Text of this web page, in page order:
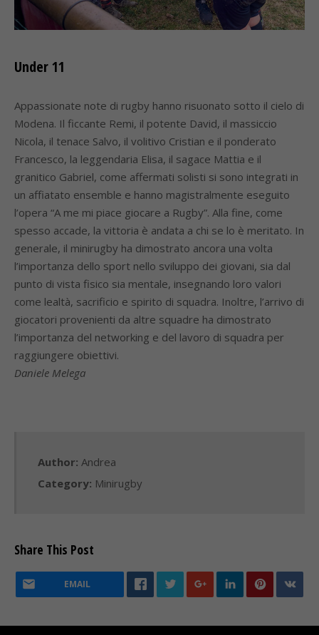
Under 11
Appassionate note di rugby hanno risuonato sotto il cielo di
Modena. Il ficcante Remi, il potente David, il massiccio
Nicola, il tenace Salvo, il volitivo Cristian e il ponderato
Francesco, la leggendaria Elisa, il sagace Mattia e il
granitico Gabriel, come affermati solisti si sono integrati in
un affiatato ensemble e hanno magistralmente eseguito
l’opera “A me mi piace giocare a Rugby”. Alla fine, come
spesso accade, la vittoria è andata a chi se lo è meritato. In
generale, il minirugby ha dimostrato ancora una volta
l’importanza dello sport nello sviluppo dei giovani, sia dal
punto di vista fisico sia mentale, insegnando loro valori
come lealtà, sacrificio e spirito di squadra. Inoltre, l’arrivo di
giocatori provenienti da altre squadre ha dimostrato
l’importanza del networking e del lavoro di squadra per
raggiungere obiettivi.
Daniele Melega
Author: Andrea
Category: Minirugby
Share This Post
EMAIL